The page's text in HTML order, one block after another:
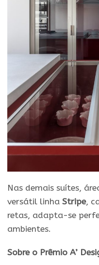
Nas demais suítes,
versátil linha Stripe,
retas, adapta-se
ambientes.
Sobre o Prêmio A’